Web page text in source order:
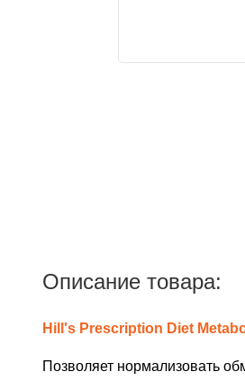
Описание товара:
Hill's Prescription Diet
Позволяет нормализовать